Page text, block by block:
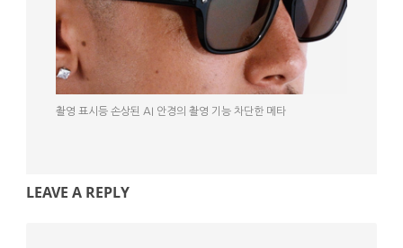
촬영 표시등 손상된 AI 안경의 촬영 기능 차단한 메타
LEAVE A REPLY